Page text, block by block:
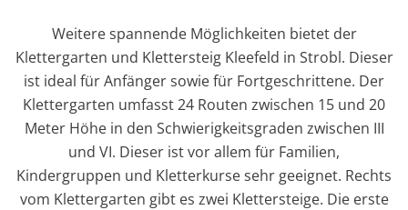
Weitere spannende Möglichkeiten bietet der
Klettergarten und Klettersteig Kleefeld in Strobl. Dieser
ist ideal für Anfänger sowie für Fortgeschrittene. Der
Klettergarten umfasst 24 Routen zwischen 15 und 20
Meter Höhe in den Schwierigkeitsgraden zwischen III
und VI. Dieser ist vor allem für Familien,
Kindergruppen und Kletterkurse sehr geeignet. Rechts
vom Klettergarten gibt es zwei Klettersteige. Die erste